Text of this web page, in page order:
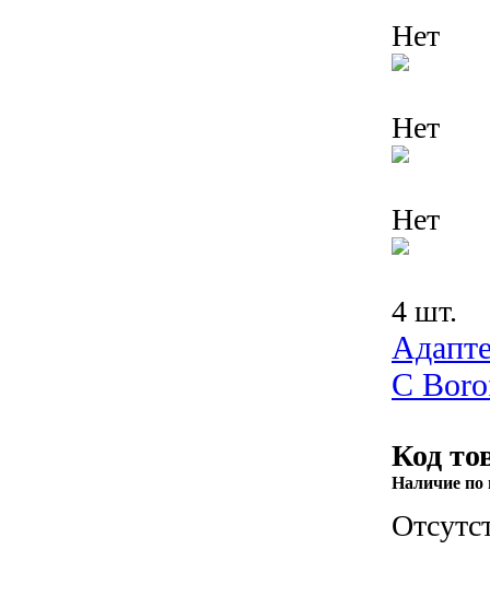
Нет
Нет
Нет
4 шт.
C
Код
Наличие по